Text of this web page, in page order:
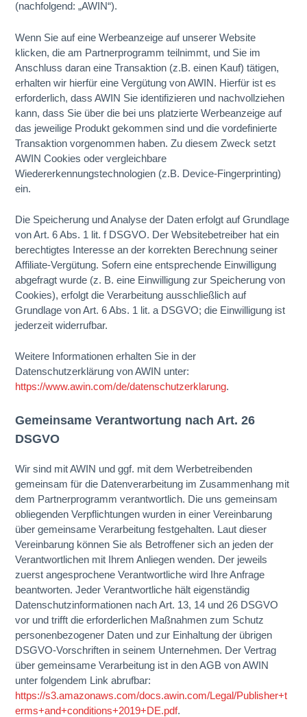
(nachfolgend: „AWIN“).
Wenn Sie auf eine Werbeanzeige auf unserer Website
klicken, die am Partnerprogramm teilnimmt, und Sie im
Anschluss daran eine Transaktion (z.B. einen Kauf) tätigen,
erhalten wir hierfür eine Vergütung von AWIN. Hierfür ist es
erforderlich, dass AWIN Sie identifizieren und nachvollziehen
kann, dass Sie über die bei uns platzierte Werbeanzeige auf
das jeweilige Produkt gekommen sind und die vordefinierte
Transaktion vorgenommen haben. Zu diesem Zweck setzt
AWIN Cookies oder vergleichbare
Wiedererkennungstechnologien (z.B. Device-Fingerprinting)
ein.
Die Speicherung und Analyse der Daten erfolgt auf Grundlage
von Art. 6 Abs. 1 lit. f DSGVO. Der Websitebetreiber hat ein
berechtigtes Interesse an der korrekten Berechnung seiner
Affiliate-Vergütung. Sofern eine entsprechende Einwilligung
abgefragt wurde (z. B. eine Einwilligung zur Speicherung von
Cookies), erfolgt die Verarbeitung ausschließlich auf
Grundlage von Art. 6 Abs. 1 lit. a DSGVO; die Einwilligung ist
jederzeit widerrufbar.
Weitere Informationen erhalten Sie in der
Datenschutzerklärung von AWIN unter:
https://www.awin.com/de/datenschutzerklarung.
Gemeinsame Verantwortung nach Art. 26
DSGVO
Wir sind mit AWIN und ggf. mit dem Werbetreibenden
gemeinsam für die Datenverarbeitung im Zusammenhang mit
dem Partnerprogramm verantwortlich. Die uns gemeinsam
obliegenden Verpflichtungen wurden in einer Vereinbarung
über gemeinsame Verarbeitung festgehalten. Laut dieser
Vereinbarung können Sie als Betroffener sich an jeden der
Verantwortlichen mit Ihrem Anliegen wenden. Der jeweils
zuerst angesprochene Verantwortliche wird Ihre Anfrage
beantworten. Jeder Verantwortliche hält eigenständig
Datenschutzinformationen nach Art. 13, 14 und 26 DSGVO
vor und trifft die erforderlichen Maßnahmen zum Schutz
personenbezogener Daten und zur Einhaltung der übrigen
DSGVO-Vorschriften in seinem Unternehmen. Der Vertrag
über gemeinsame Verarbeitung ist in den AGB von AWIN
unter folgendem Link abrufbar:
https://s3.amazonaws.com/docs.awin.com/Legal/Publisher+t
erms+and+conditions+2019+DE.pdf.